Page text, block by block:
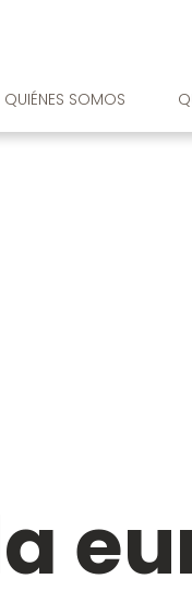
QUIÉNES SOMOS